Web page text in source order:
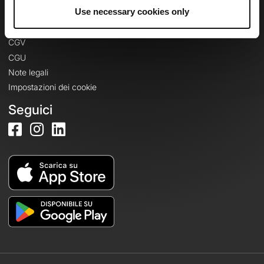
Use necessary cookies only
Informazioni legali
Informativa sulla privacy
CGV
CGU
Note legali
Impostazioni dei cookie
Seguici